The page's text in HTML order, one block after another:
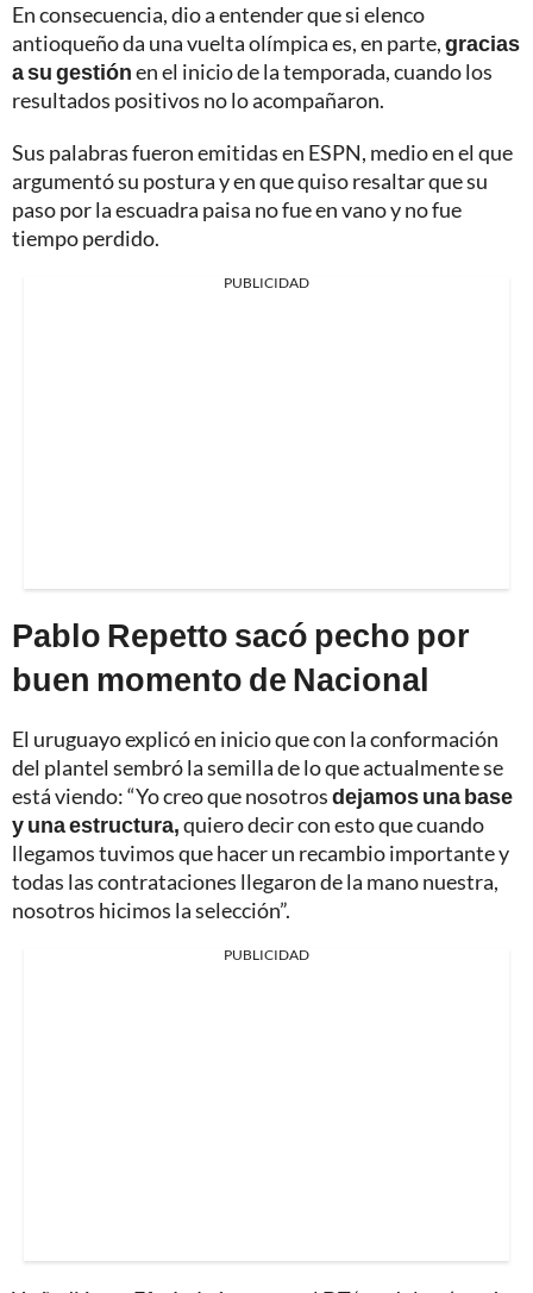
En consecuencia, dio a entender que si elenco
antioqueño da una vuelta olímpica es, en parte,gracias
a su gestiónen el inicio de la temporada, cuando los
resultados positivos no lo acompañaron.
Sus palabras fueron emitidas en ESPN, medio en el que
argumentó su postura y en que quiso resaltar que su
paso por la escuadra paisa no fue en vano y no fue
tiempo perdido.
PUBLICIDAD
Pablo Repetto sacó pecho por
buen momento de Nacional
El uruguayo explicó en inicio que con la conformación
del plantel sembró la semilla de lo que actualmente se
está viendo: “Yo creo que nosotrosdejamos una base
y una estructura,quiero decir con esto que cuando
llegamos tuvimos que hacer un recambio importante y
todas las contrataciones llegaron de la mano nuestra,
nosotros hicimos la selección”.
PUBLICIDAD